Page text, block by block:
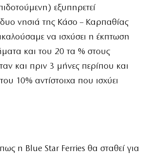
εξυπηρετεί
δυο νησιά της Κάσο – Καρπαθίας
να ισχύσει η έκπτωση
και του 20 τα % στους
και πριν 3 μήνες περίπου και
10% αντίστοιχα που ισχύει
πως η Blue Star Ferries θα σταθεί για